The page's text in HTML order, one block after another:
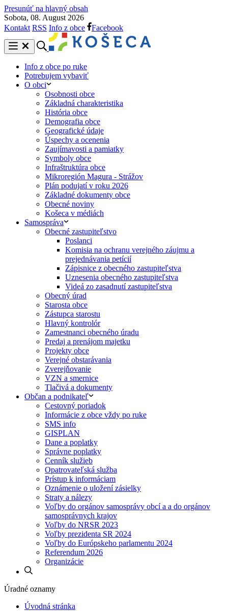
Presunúť na hlavný obsah
Sobota, 08. August 2026
Kontakt RSS Info z obce Facebook
Info z obce po ruke
Potrebujem vybaviť
O obci
Osobnosti obce
Základná charakteristika
História obce
Demografia obce
Geografické údaje
Úspechy a ocenenia
Zaujímavosti a pamiatky
Symboly obce
Infraštruktúra obce
Mikroregión Magura - Strážov
Plán podujatí v roku 2026
Základné dokumenty obce
Obecné noviny
Košeca v médiách
Samospráva
Obecné zastupiteľstvo
Poslanci
Komisia na ochranu verejného záujmu a
prejednávania petícií
Zápisnice z obecného zastupiteľstva
Uznesenia obecného zastupiteľstva
Videá zo zasadnutí zastupiteľstva
Obecný úrad
Starosta obce
Zástupca starostu
Hlavný kontrolór
Zamestnanci obecného úradu
Predaj a prenájom majetku
Projekty obce
Verejné obstarávania
Zverejňovanie
VZN a smernice
Tlačivá a dokumenty
Občan a podnikateľ
Cestovný poriadok
Informácie z obce vždy po ruke
SMS info
GISPLAN
Dane a poplatky
Správne poplatky
Cenník služieb
Opatrovateľská služba
Prístup k informáciam
Oznámenie o uložení zásielky
Straty a nálezy
Voľby do orgánov samosprávy obcí a a do orgánov
samosprávnych krajov
Voľby do NRSR 2023
Voľby prezidenta SR 2024
Voľby do Európskeho parlamentu 2024
Referendum 2026
Organizácie
Úradné oznamy
Úvodná stránka